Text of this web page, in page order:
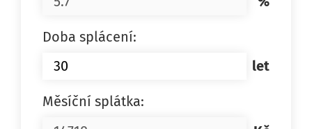
Doba splácení:
let
Měsíční splátka: